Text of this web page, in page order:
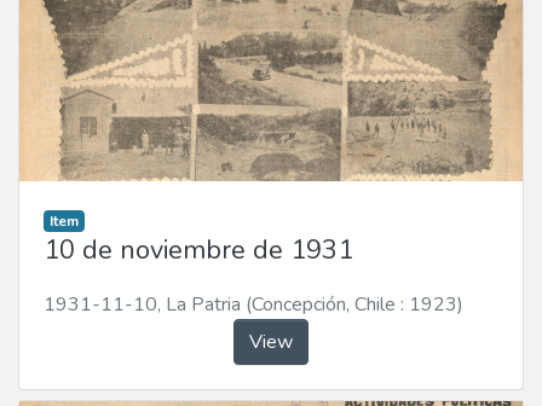
Item
10 de noviembre de 1931
1931-11-10, La Patria (Concepción, Chile : 1923)
View